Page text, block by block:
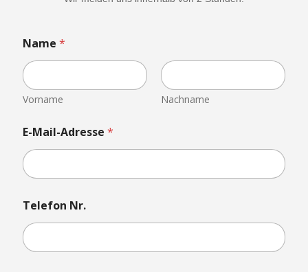
Name *
Vorname Nachname
E-Mail-Adresse *
u
n
s
a
Telefon Nr.